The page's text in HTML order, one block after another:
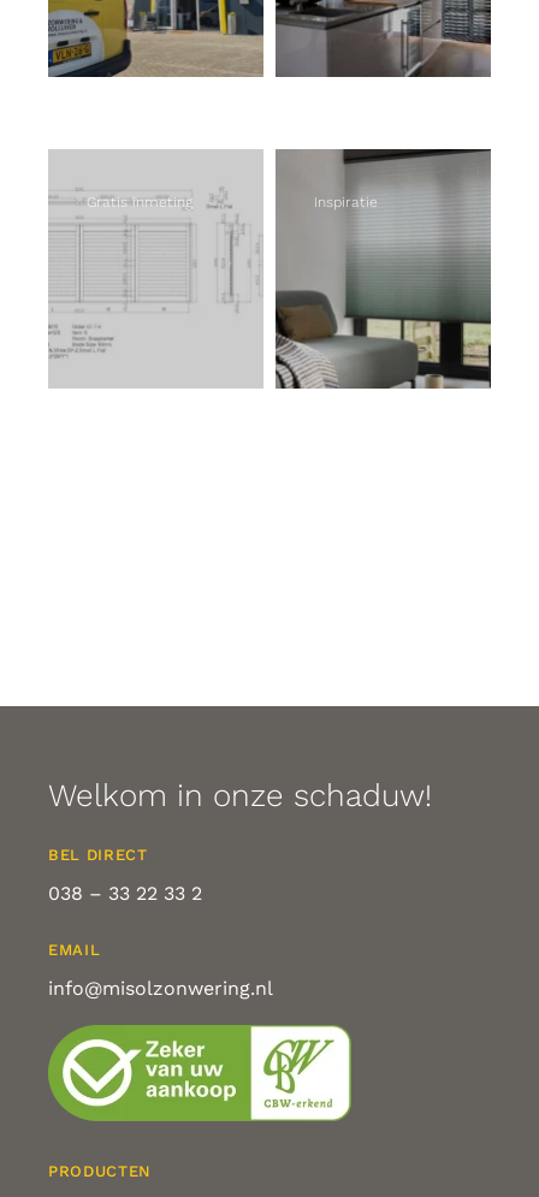
Gratis inmeting Inspiratie
Welkom in onze schaduw!
BEL DIRECT
038 – 33 22 33 2
EMAIL
info@misolzonwering.nl
PRODUCTEN